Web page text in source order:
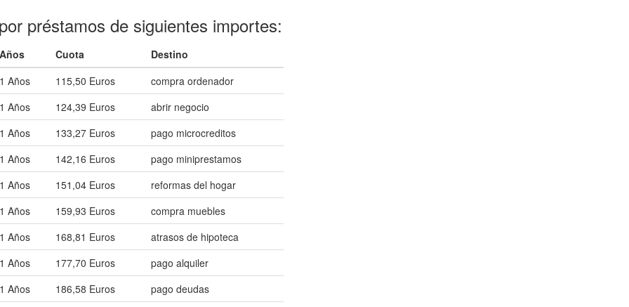
préstamos de siguientes importes:
Años Cuota
Destino
1 Años
115,50 Euros
compra ordenador
1 Años
124,39 Euros
abrir negocio
1 Años
133,27 Euros
pago microcreditos
1 Años
142,16 Euros
pago miniprestamos
1 Años
151,04 Euros
reformas del hogar
1 Años
159,93 Euros
compra muebles
1 Años
168,81 Euros
atrasos de hipoteca
1 Años
177,70 Euros
pago alquiler
1 Años
186,58 Euros pago deudas